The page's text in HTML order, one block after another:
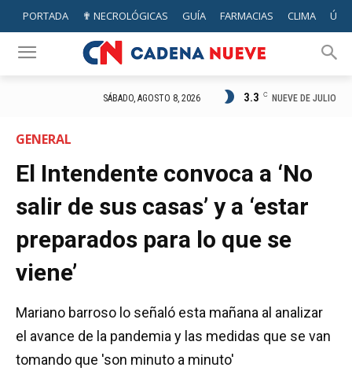
PORTADA ✟ NECROLÓGICAS GUÍA FARMACIAS CLIMA
SÁBADO, AGOSTO 8, 2026 3.3 C NUEVE DE JULIO
GENERAL
El Intendente convoca a ‘No
salir de sus casas’ y a ‘estar
preparados para lo que se
viene’
Mariano barroso lo señaló esta mañana al analizar
el avance de la pandemia y las medidas que se van
tomando que 'son minuto a minuto'